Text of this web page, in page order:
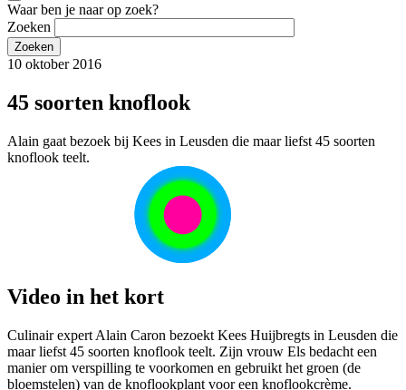
Waar ben je naar op zoek?
Zoeken
10 oktober 2016
45 soorten knoflook
Alain gaat bezoek bij Kees in Leusden die maar liefst 45 soorten
knoflook teelt.
Video in het kort
Culinair expert Alain Caron bezoekt Kees Huijbregts in Leusden die
maar liefst 45 soorten knoflook teelt. Zijn vrouw Els bedacht een
manier om verspilling te voorkomen en gebruikt het groen (de
bloemstelen) van de knoflookplant voor een knoflookcrème.